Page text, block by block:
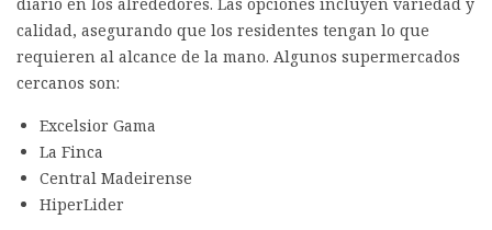
calidad, asegurando que los residentes tengan lo que
requieren al alcance de la mano. Algunos supermercados
cercanos son:
Excelsior Gama
La Finca
Central Madeirense
HiperLider